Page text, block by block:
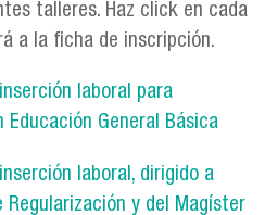
talleres. Haz click en cada
a la ficha de inscripción.
laboral para
Educación General Básica
laboral, dirigido a
Regularización y del Magíster